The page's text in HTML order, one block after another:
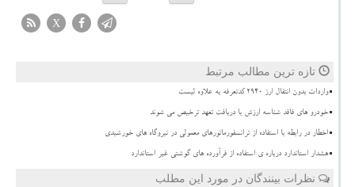
X
تازه ترین مطالب مرتبط
واردات بدون انتقال ارز ۲۹۴۰ کدتعرفه به علاوه لیست
خودرو های فاقد شناسه ارزش با دریافت تعهد ترخیص می شوند
اخطار در رابطه با استفاده از ترانسفورماتورهای معمولی در نیروگاه های خورشیدی
هشدار استاندارد درباره ی استفاده از فرآورده های گوشتی غیر استاندارد
نظرات بینندگان در مورد این مطلب